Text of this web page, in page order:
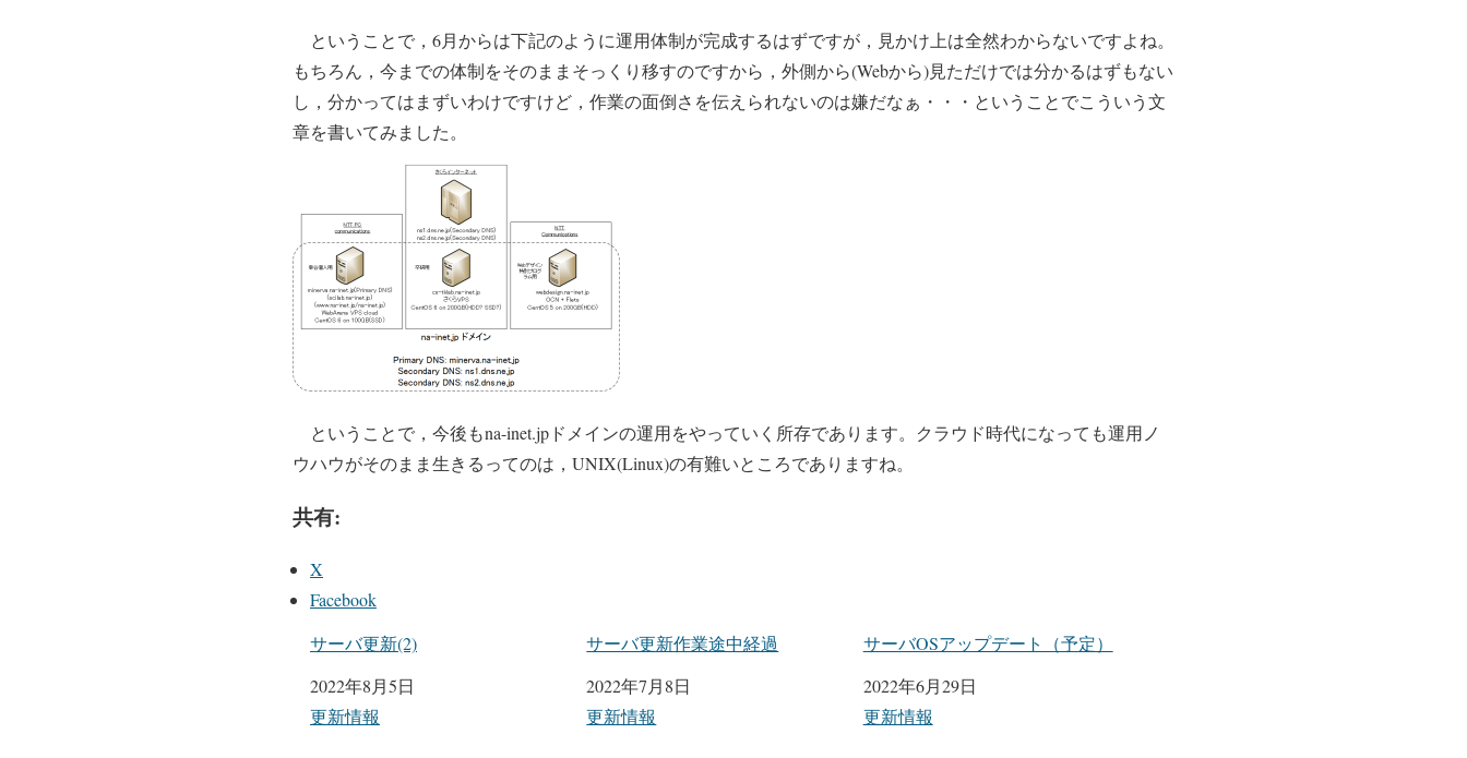
ということで，6月からは下記のように運用体制が完成するはずですが，見かけ上は全然わからないですよね。
もちろん，今までの体制をそのままそっくり移すのですから，外側から(Webから)見ただけでは分かるはずもない
し，分かってはまずいわけですけど，作業の面倒さを伝えられないのは嫌だなぁ・・・ということでこういう文
章を書いてみました。
ということで，今後もna-inet.jpドメインの運用をやっていく所存であります。クラウド時代になっても運用ノ
ウハウがそのまま生きるってのは，UNIX(Linux)の有難いところでありますね。
共有:
X
Facebook
サーバ更新(2)
日付
2022年8月5日
関連理由
更新情報
サーバ更新作業途中経過
日付
2022年7月8日
関連理由
更新情報
サーバOSアップデート（予定）
日付
2022年6月29日
関連理由
更新情報